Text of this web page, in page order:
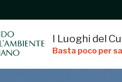
I Luoghi del
Basta poco per